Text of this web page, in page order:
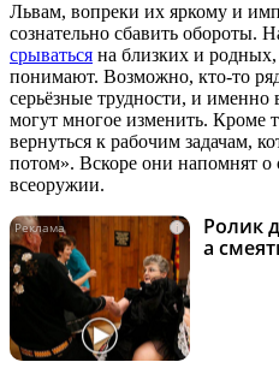
Львам, вопреки их яркому и
сознательно сбавить обороты.
срываться на близких и родных,
понимают. Возможно, кто-то
серьёзные трудности, и
могут многое изменить. Кроме
вернуться к рабочим задачам,
потом». Вскоре они напомнят о
всеоружии.
i
Ролик
а